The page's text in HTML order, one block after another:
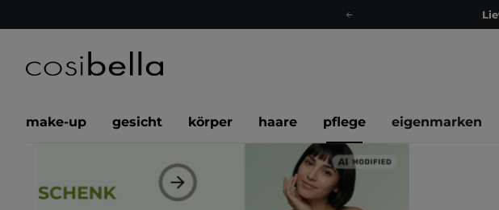
Versand
make-up gesicht körper haare pflege eigenmarken